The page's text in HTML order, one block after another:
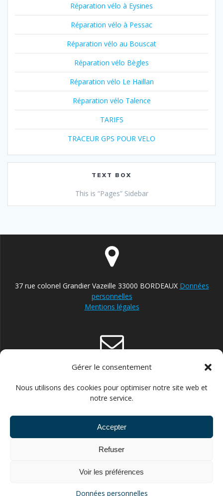
Gérer le consentement
Nous utilisons des cookies pour optimiser notre site web et
notre service.
Accepter
Refuser
Voir les préférences
Données personnelles
Réparation vélo à Eysines
Réparation vélo à Pessac
Réparation vélo au Bouscat
Réparation vélo Bègles
Réparation vélo Le Haillan
Réparation vélo Talence
TARIFS
TRACEUR GPS POUR VELO
TEXT BOX
This is “Pages” Sidebar
37 rue colonel Grandier Vazeille 33000 BORDEAUX Données
personnelles
Mentions légales
contact@reparateur-velo-bordeaux.com
06.30.87.13.21 POUR ENTREPRISES ET STRUCTURES
PUBLIQUES //// 06.43.66.14.60 POUR PARTICULIERS